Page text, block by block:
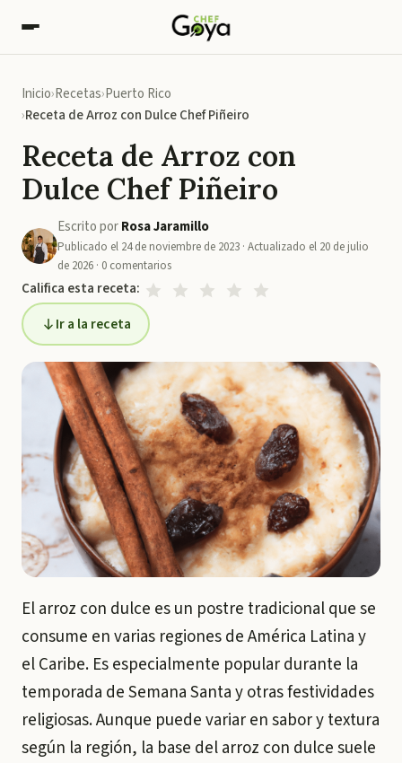
Inicio Recetas Puerto Rico
Receta de Arroz con Dulce Chef Piñeiro
Receta de Arroz con
Dulce Chef Piñeiro
Escrito porRosa Jaramillo
Publicado el 24 de noviembre de 2023 · Actualizado el 20 de julio
de 2026 · 0 comentarios
Califica esta receta:
Ir a la receta
El arroz con dulce es un postre tradicional que se
consume en varias regiones de América Latina y
el Caribe. Es especialmente popular durante la
temporada de Semana Santa y otras festividades
religiosas. Aunque puede variar en sabor y textura
según la región, la base del arroz con dulce suele